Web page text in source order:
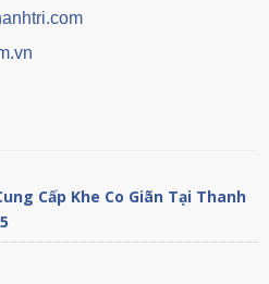
Cấp Khe Co Giãn Tại Thanh